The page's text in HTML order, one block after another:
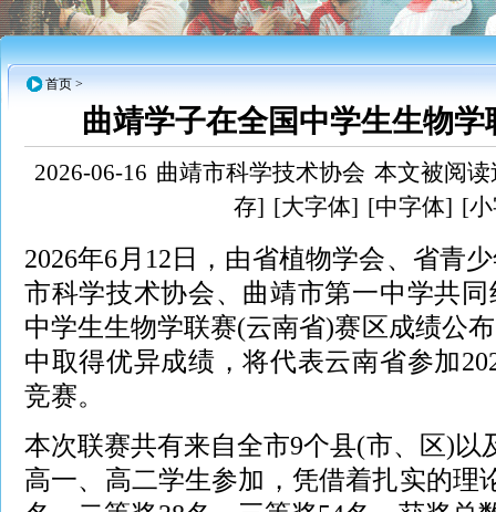
首页 >
曲靖学子在全国中学生生物
2026-06-16 曲靖市科学技术协会 本文被阅读
存] [大字体] [中字体] [
2026年6月12日，由省植物学会、省青
市科学技术协会、曲靖市第一中学共同
中学生生物学联赛(云南省)赛区成绩公
中取得优异成绩，将代表云南省参加
竞赛。
本次联赛共有来自全市9个县(市、区)以
高一、高二学生参加，凭借着扎实的理